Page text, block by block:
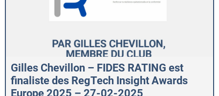
Gilles Chevillon – FIDES RATING est
finaliste des RegTech Insight Awards
Europe 2025 – 27-02-2025